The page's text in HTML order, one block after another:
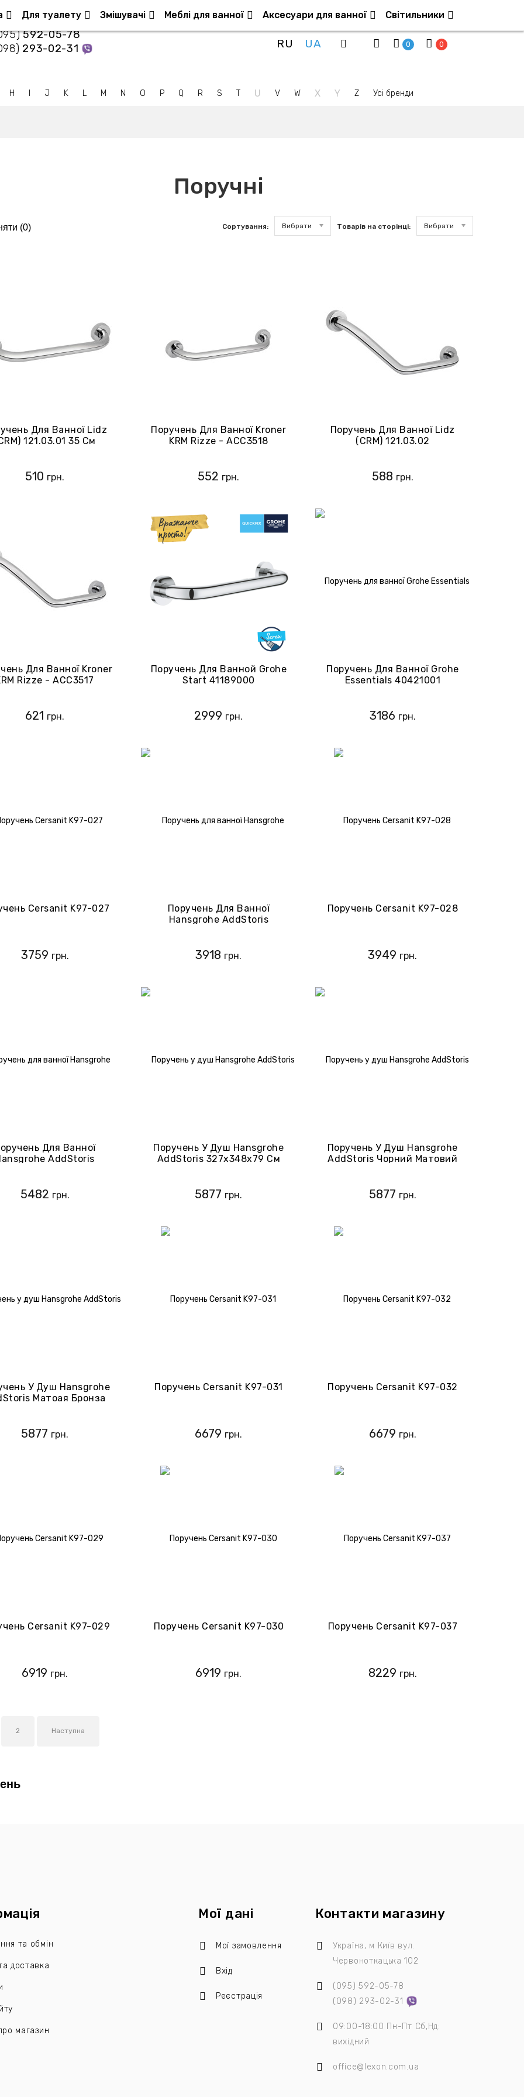
592-05-78
293-02-31 RU UA 0 0
Для туалету Змішувачі Меблі для ванної Аксесуари для ванної Світильники
H J K L M N O P Q R S T U V W X Y Z Усі бренди
Поручні
(0) Сортування: Вибрати Товарів на сторінці: Вибрати
Для Ванної Lidz
121.03.01 35 См
510 грн.
Поручень Для Ванної Kroner
KRM Rizze - ACC3518
552 грн.
Поручень Для Ванної Lidz
(CRM) 121.03.02
588 грн.
Для Ванної Kroner
Rizze - ACC3517
621 грн.
Поручень Для Ванной Grohe
Start 41189000
2999 грн.
Поручень Для Ванної Grohe
Essentials 40421001
3186 грн.
Cersanit K97-027
3759 грн.
Поручень Для Ванної
Hansgrohe AddStoris
3918 грн.
Поручень Cersanit K97-028
3949 грн.
Для Ванної
AddStoris
5482 грн.
Поручень У Душ Hansgrohe
AddStoris 327х348x79 См
5877 грн.
Поручень У Душ Hansgrohe
AddStoris Чорний Матовий
5877 грн.
У Душ Hansgrohe
Матоая Бронза
5877 грн.
Поручень Cersanit K97-031
6679 грн.
Поручень Cersanit K97-032
6679 грн.
Cersanit K97-029
6919 грн.
Поручень Cersanit K97-030
6919 грн.
Поручень Cersanit K97-037
8229 грн.
2 Наступна
та обмін
доставка
магазин
Мої дані
Мої замовлення
Вхід
Реєстрація
Контакти магазину
Україна, м Київ вул.
Червоноткацька 102
(095) 592-05-78
(098) 293-02-31
09:00-18:00 Пн-Пт Сб,Нд:
вихідний
office@lexon.com.ua